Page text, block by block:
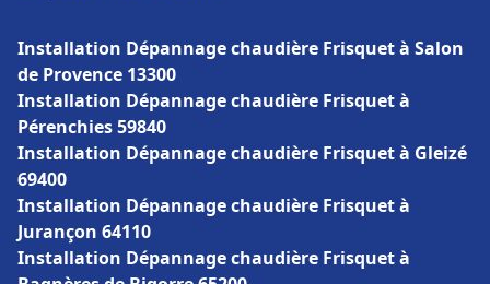
Installation Dépannage chaudière Frisquet à Salon
de Provence 13300
Installation Dépannage chaudière Frisquet à
Pérenchies 59840
Installation Dépannage chaudière Frisquet à Gleizé
69400
Installation Dépannage chaudière Frisquet à
Jurançon 64110
Installation Dépannage chaudière Frisquet à